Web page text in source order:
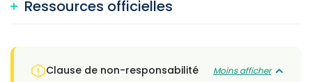
Ressources officielles
Clause de non-responsabilité Moins afficher